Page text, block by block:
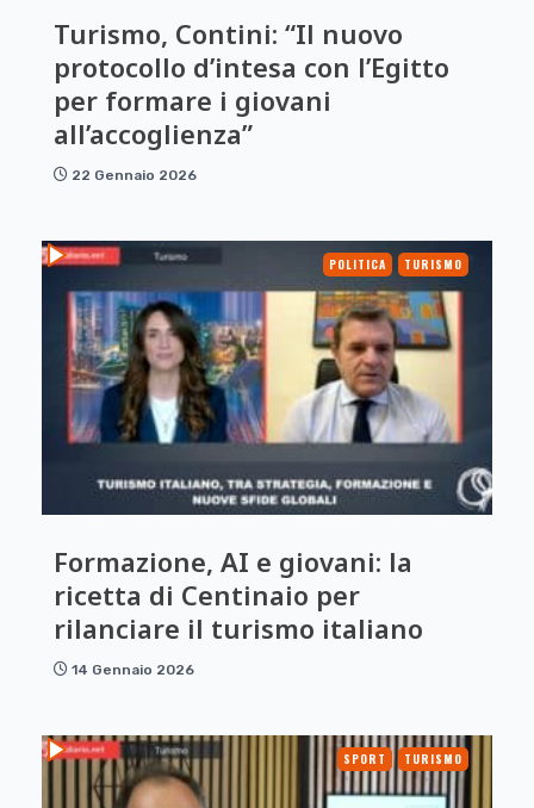
Turismo, Contini: “Il nuovo
protocollo d’intesa con l’Egitto
per formare i giovani
all’accoglienza”
22 Gennaio 2026
POLITICA TURISMO
Formazione, AI e giovani: la
ricetta di Centinaio per
rilanciare il turismo italiano
14 Gennaio 2026
SPORT TURISMO